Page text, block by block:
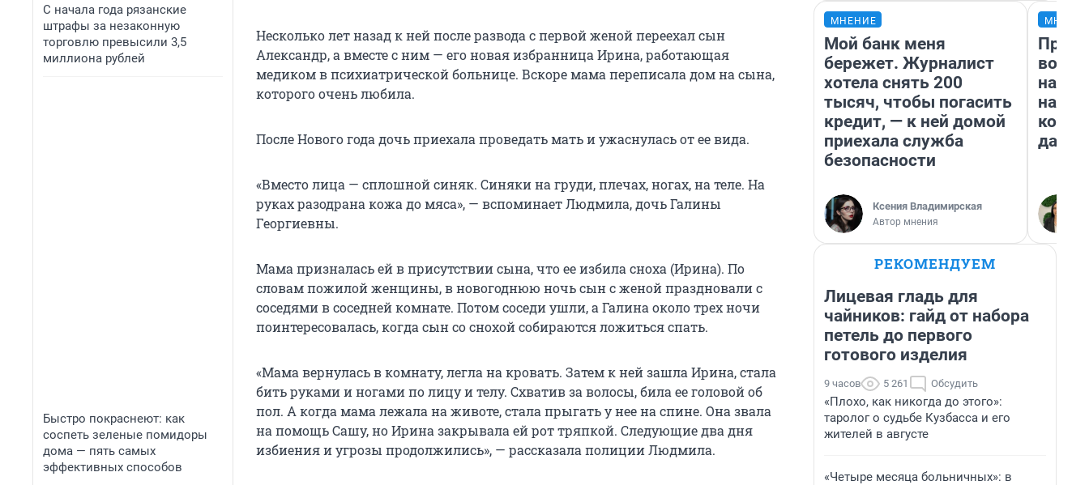
С начала года рязанские
штрафы за незаконную
торговлю превысили 3,5
миллиона рублей
Быстро покраснеют: как
соспеть зеленые помидоры
дома — пять самых
эффективных способов
Несколько лет назад к ней после развода с первой женой переехал сын
Александр, а вместе с ним — его новая избранница Ирина, работающая
медиком в психиатрической больнице. Вскоре мама переписала дом на сына,
которого очень любила.
После Нового года дочь приехала проведать мать и ужаснулась от ее вида.
«Вместо лица — сплошной синяк. Синяки на груди, плечах, ногах, на теле. На
руках разодрана кожа до мяса», — вспоминает Людмила, дочь Галины
Георгиевны.
Мама призналась ей в присутствии сына, что ее избила сноха (Ирина). По
словам пожилой женщины, в новогоднюю ночь сын с женой праздновали с
соседями в соседней комнате. Потом соседи ушли, а Галина около трех ночи
поинтересовалась, когда сын со снохой собираются ложиться спать.
«Мама вернулась в комнату, легла на кровать. Затем к ней зашла Ирина, стала
бить руками и ногами по лицу и телу. Схватив за волосы, била ее головой об
пол. А когда мама лежала на животе, стала прыгать у нее на спине. Она звала
на помощь Сашу, но Ирина закрывала ей рот тряпкой. Следующие два дня
избиения и угрозы продолжились», — рассказала полиции Людмила.
МНЕНИЕ
Мой банк меня
бережет. Журналист
хотела снять 200
тысяч, чтобы погасить
кредит, — к ней домой
приехала служба
безопасности
Ксения Владимирская
Автор мнения
нам
даже
РЕКОМЕНДУЕМ
Лицевая гладь для
чайников: гайд от набора
петель до первого
готового изделия
9 часов 5 261 Обсудить
«Плохо, как никогда до этого»:
таролог о судьбе Кузбасса и его
жителей в августе
«Четыре месяца больничных»: в